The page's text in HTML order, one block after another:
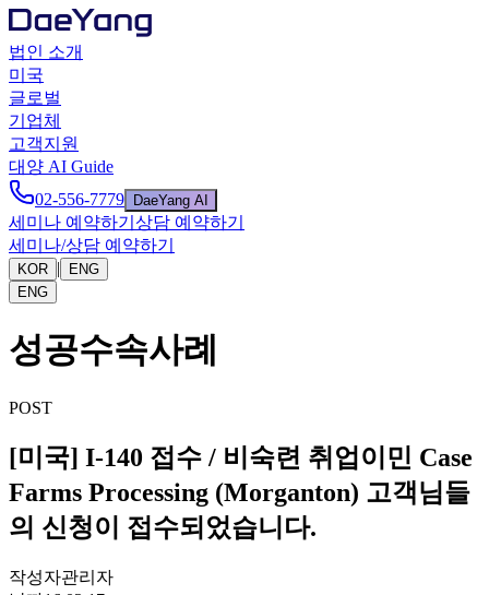
법인 소개
미국
글로벌
기업체
고객지원
대양 AI Guide
02-556-7779
DaeYang AI
세미나 예약하기 상담 예약하기
세미나/상담 예약하기
KOR |
ENG
ENG
성공수속사례
POST
[미국] I-140 접수 / 비숙련 취업이민 Case
Farms Processing (Morganton) 고객님들
의 신청이 접수되었습니다.
작성자관리자